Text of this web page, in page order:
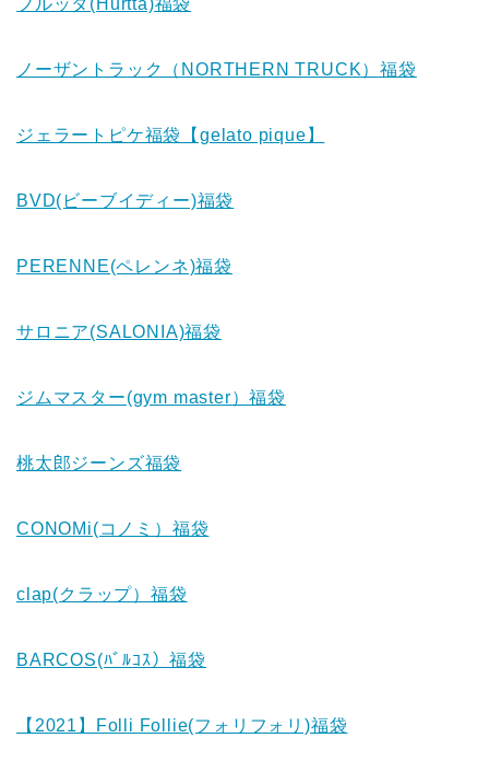
ノーザントラック（NORTHERN TRUCK）福袋
ジェラートピケ福袋【gelato pique】
BVD(ビーブイディー)福袋
PERENNE(ペレンネ)福袋
サロニア(SALONIA)福袋
ジムマスター(gym master）福袋
桃太郎ジーンズ福袋
CONOMi(コノミ）福袋
clap(クラップ）福袋
BARCOS(ﾊﾞﾙｺｽ）福袋
【2021】Folli Follie(フォリフォリ)福袋